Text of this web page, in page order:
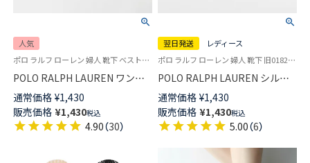
人気
ポロ ラルフ ローレン 婦人 靴下 ベストセラー
POLO RALPH LAUREN ワンポ
イント刺繍 リブ クルー丈ソッ
クス レディース 03207330
通常価格 ¥1,430
販売価格 ¥1,430税込
4.90（30）
翌日発送
レディース
ポロ ラルフ ローレン 婦人 靴下 旧01824588
POLO RALPH LAUREN シルク
プロテイン加工 浅履き フット
カバー カバーソックス レディ
ース 日本製 【365日最短翌日発
送】01825588
通常価格 ¥1,430
販売価格 ¥1,430税込
5.00（6）